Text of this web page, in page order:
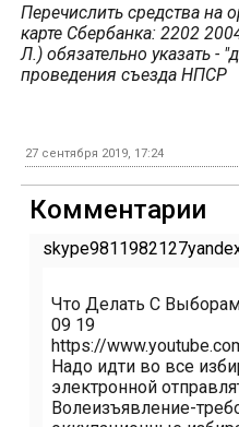
Перечислить средства на
карте Сбербанка: 2202
Л.) обязательно указать -
проведения съезда НПСР
27 сентября 2019, 17:24
Комментарии
Что Делать С
09 19
https://
Надо идти во все
электронной
Волеизъявление-